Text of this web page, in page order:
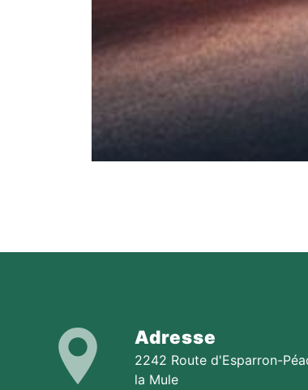
Adresse
2242 Route d'Esparron-
la Mule